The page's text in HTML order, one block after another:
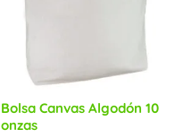
Bolsa Canvas Algodón 10
onzas